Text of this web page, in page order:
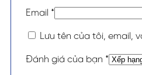
Email *
Lưu tên của tôi, email,
Đánh giá của bạn *